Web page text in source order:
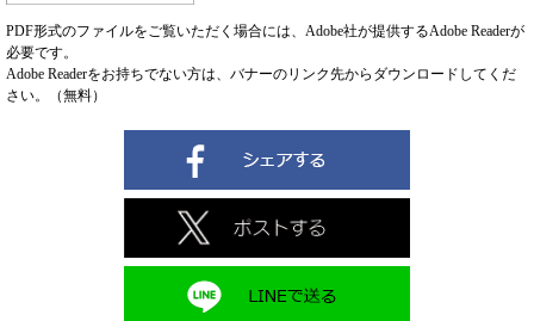
PDF形式のファイルをご覧いただく場合には、Adobe社が提供するAdobe Readerが
必要です。
Adobe Readerをお持ちでない方は、バナーのリンク先からダウンロードしてくだ
さい。（無料）